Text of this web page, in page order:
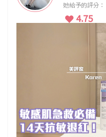
她給予的評分：
4.75